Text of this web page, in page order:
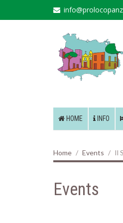
HOME INFO
Home Events Il
Events